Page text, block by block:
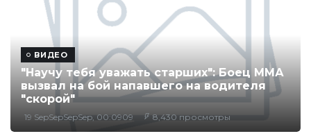
ВИДЕО
"Научу тебя уважать старших": Боец ММА
вызвал на бой напавшего на водителя
"скорой"
19 SepSepSepSep, 00:0909 8,430 просмотры